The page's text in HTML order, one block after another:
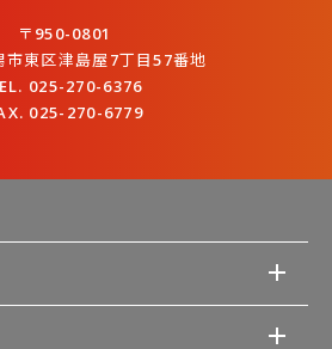
〒950-0801
市東区津島屋7丁目57番地
025-270-6376
025-270-6779